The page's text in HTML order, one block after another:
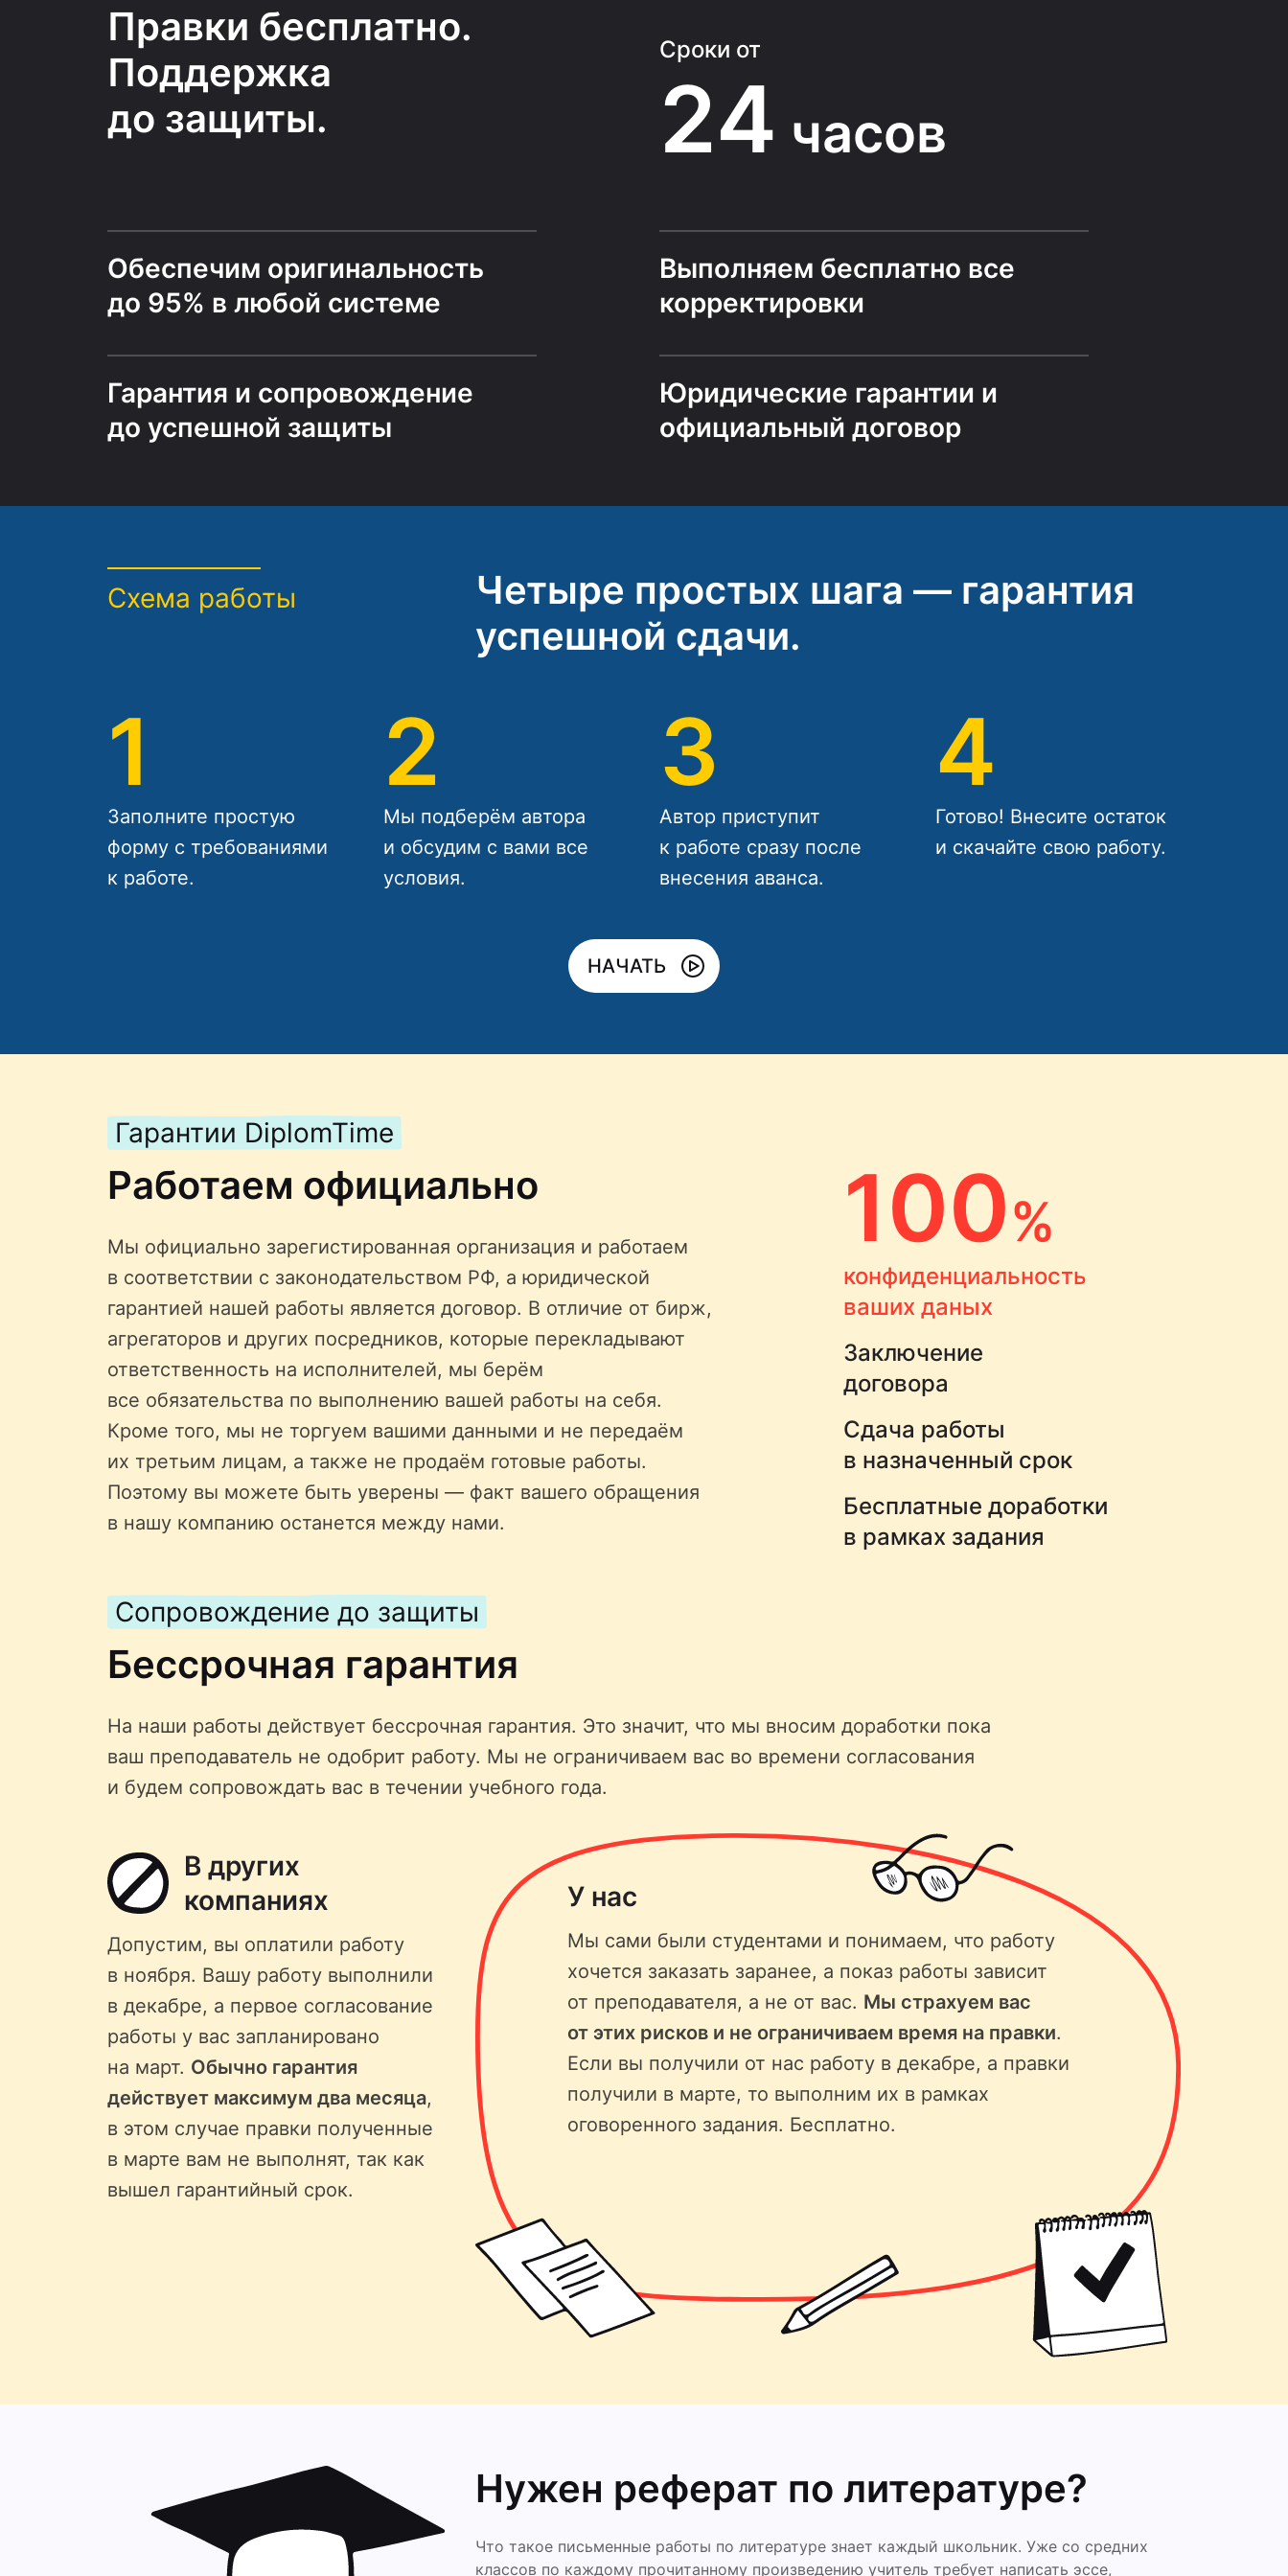
Правки бесплатно.
Поддержка
до защиты.
Сроки от
24 часов
Обеспечим оригинальность
до 95% в любой системе
Выполняем бесплатно все
корректировки
Гарантия и сопровождение
до успешной защиты
Юридические гарантии и
официальный договор
Схема работы
Четыре простых шага — гарантия
успешной сдачи.
1
Заполните простую
форму с требованиями
к работе.
2
Мы подберём автора
и обсудим с вами все
условия.
3
Автор приступит
к работе сразу после
внесения аванса.
4
Готово! Внесите остаток
и скачайте свою работу.
НАЧАТЬ
Гарантии DiplomTime
Работаем официально
Мы официально зарегистированная организация и работаем
в соответствии с законодательством РФ, а юридической
гарантией нашей работы является договор. В отличие от бирж,
агрегаторов и других посредников, которые перекладывают
ответственность на исполнителей, мы берём
все обязательства по выполнению вашей работы на себя.
Кроме того, мы не торгуем вашими данными и не передаём
их третьим лицам, а также не продаём готовые работы.
Поэтому вы можете быть уверены — факт вашего обращения
в нашу компанию останется между нами.
100%
конфиденциальность
ваших даных
Заключение
договора
Сдача работы
в назначенный срок
Бесплатные доработки
в рамках задания
Сопровождение до защиты
Бессрочная гарантия
На наши работы действует бессрочная гарантия. Это значит, что мы вносим доработки пока
ваш преподаватель не одобрит работу. Мы не ограничиваем вас во времени согласования
и будем сопровождать вас в течении учебного года.
В других
компаниях
Допустим, вы оплатили работу
в ноября. Вашу работу выполнили
в декабре, а первое согласование
работы у вас запланировано
на март. Обычно гарантия
действует максимум два месяца,
в этом случае правки полученные
в марте вам не выполнят, так как
вышел гарантийный срок.
У нас
Мы сами были студентами и понимаем, что работу
хочется заказать заранее, а показ работы зависит
от преподавателя, а не от вас. Мы страхуем вас
от этих рисков и не ограничиваем время на правки.
Если вы получили от нас работу в декабре, а правки
получили в марте, то выполним их в рамках
оговоренного задания. Бесплатно.
Нужен реферат по литературе?
Что такое письменные работы по литературе знает каждый школьник. Уже со средних
классов по каждому прочитанному произведению учитель требует написать эссе,